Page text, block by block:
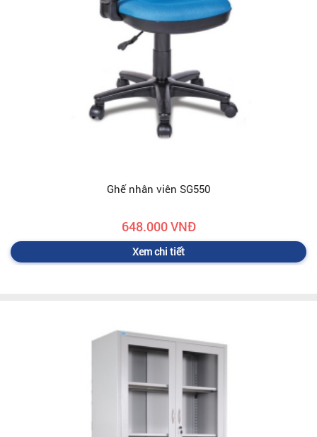
Ghế nhân viên SG550
648.000 VNĐ
Xem chi tiết